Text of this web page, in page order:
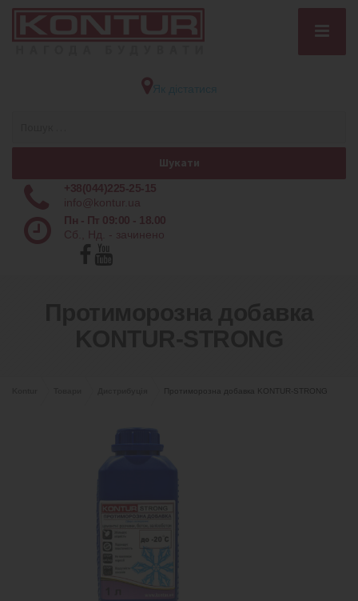
Як дістатися
+38(044)225-25-15
info@kontur.ua
Пн - Пт 09:00 - 18.00
Сб., Нд. - зачинено
Протиморозна добавка KONTUR-STRONG